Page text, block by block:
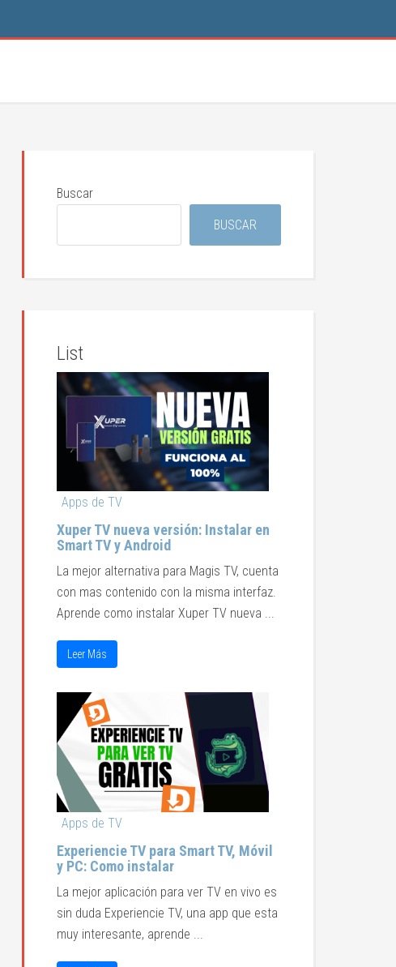
Buscar
BUSCAR
List
Apps de TV
Xuper TV nueva versión: Instalar en
Smart TV y Android
La mejor alternativa para Magis TV, cuenta
con mas contenido con la misma interfaz.
Aprende como instalar Xuper TV nueva ...
Leer Más
Apps de TV
Experiencie TV para Smart TV, Móvil
y PC: Como instalar
La mejor aplicación para ver TV en vivo es
sin duda Experiencie TV, una app que esta
muy interesante, aprende ...